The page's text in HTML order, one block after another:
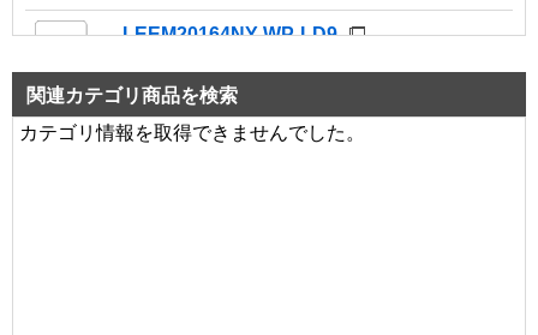
LEEM20164NY-WP-LD9
29,300 円（税別）
LEDX-4153G
関連カテゴリ商品を検索
カテゴリ情報を取得できませんでした。